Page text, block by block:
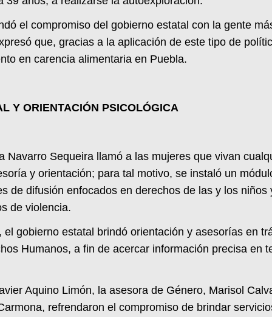
el compromiso del gobierno estatal con la gente
que, gracias a la aplicación de este tipo de
en carencia alimentaria en Puebla.
Y ORIENTACIÓN PSICOLÓGICA
Sequeira llamó a las mujeres que vivan
y orientación; para tal motivo, se instaló un
de difusión enfocados en derechos de las y los
de violencia.
gobierno estatal brindó orientación y asesorías en
Humanos, a fin de acercar información precisa en
Aquino Limón, la asesora de Género, Marisol
refrendaron el compromiso de brindar